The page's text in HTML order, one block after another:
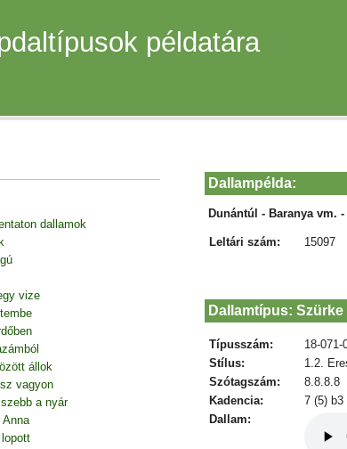
példatára
dallamok
vize
állok
vagyon
a nyár
Dallampélda:
Dunántúl - Baranya vm.
Leltári szám: 15097
Dallamtípus:
Típusszám:
18-071-
Stílus:
1.2.
Szótagszám:
8.8.8.8
Kadencia:
7 (5) b3
Dallam: